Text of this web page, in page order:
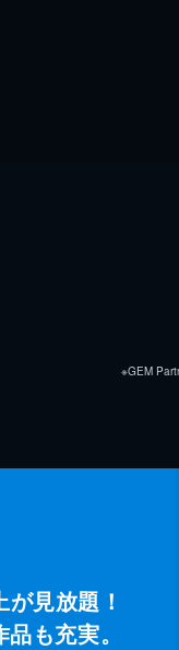
※GEM
が見放題！
も充実。